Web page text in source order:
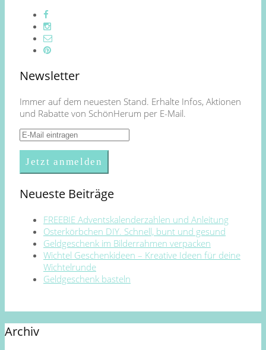
Newsletter
Immer auf dem neuesten Stand. Erhalte Infos, Aktionen
und Rabatte von SchönHerum per E-Mail.
Neueste Beiträge
FREEBIE Adventskalenderzahlen und Anleitung
Osterkörbchen DIY. Schnell, bunt und gesund
Geldgeschenk im Bilderrahmen verpacken
Wichtel Geschenkideen – Kreative Ideen für deine
Wichtelrunde
Geldgeschenk basteln
Archiv